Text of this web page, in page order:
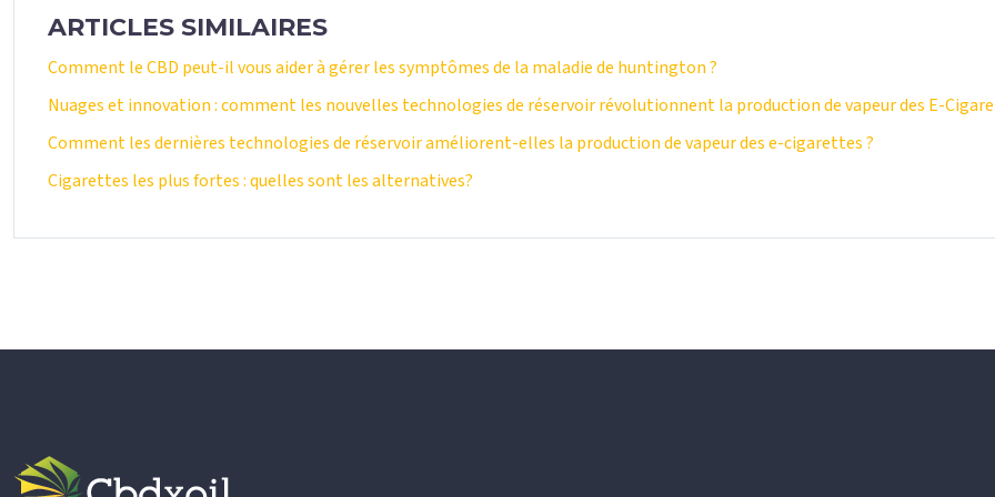
ARTICLES SIMILAIRES
Comment le CBD peut-il vous aider à gérer les symptômes de la maladie de huntington ?
Nuages et innovation : comment les nouvelles technologies de réservoir révolutionnent la production de vapeur des E-
Comment les dernières technologies de réservoir améliorent-elles la production de vapeur des e-cigarettes ?
Cigarettes les plus fortes : quelles sont les alternatives?